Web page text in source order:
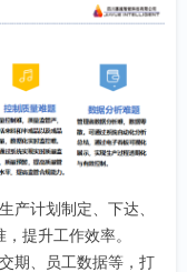
产计划制定、下达、
提升工作效率。
期、员工数据等，打